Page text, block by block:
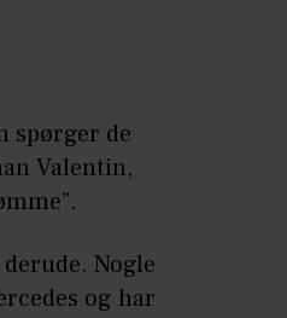
spørger de
Valentin,
Nogle
og har